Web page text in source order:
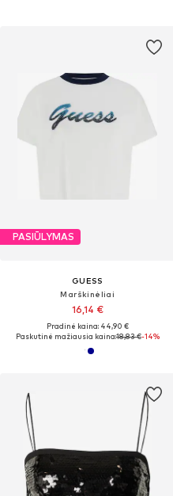
PASIŪLYMAS
GUESS
Marškinėliai
16,14 €
Pradinė kaina: 44,90 €
Paskutinė mažiausia kaina:18,83 €-14%